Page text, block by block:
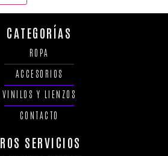
CATEGORÍAS
ROPA
ACCESORIOS
VINILOS Y LIENZOS
CONTACTO
SERVICIOS